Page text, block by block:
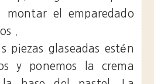
el emparedado
.
piezas glaseadas estén
y ponemos la crema